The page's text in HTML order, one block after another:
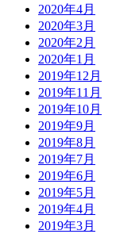
2020年4月
2020年3月
2020年2月
2020年1月
2019年12月
2019年11月
2019年10月
2019年9月
2019年8月
2019年7月
2019年6月
2019年5月
2019年4月
2019年3月